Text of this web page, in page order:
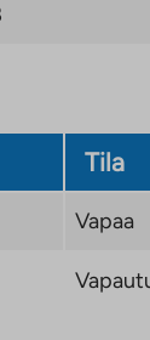
Tila
Vapaa